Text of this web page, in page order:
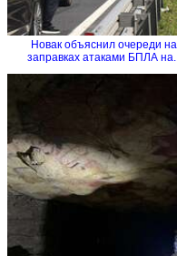
Новак объяснил очереди на
заправках атаками БПЛА на...